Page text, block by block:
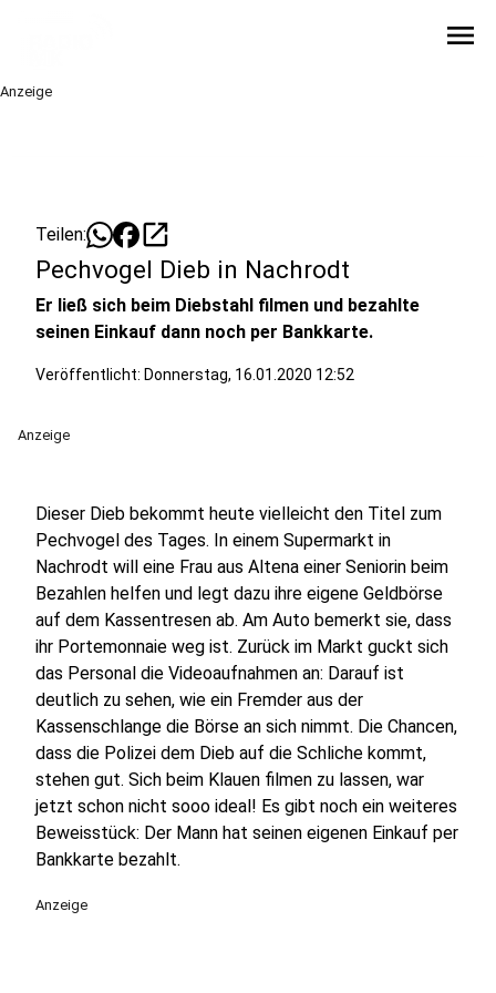
menu
Anzeige
Teilen: open_in_new
Pechvogel Dieb in Nachrodt
Er ließ sich beim Diebstahl filmen und bezahlte
seinen Einkauf dann noch per Bankkarte.
Veröffentlicht: Donnerstag, 16.01.2020 12:52
Anzeige
Dieser Dieb bekommt heute vielleicht den Titel zum
Pechvogel des Tages. In einem Supermarkt in
Nachrodt will eine Frau aus Altena einer Seniorin beim
Bezahlen helfen und legt dazu ihre eigene Geldbörse
auf dem Kassentresen ab. Am Auto bemerkt sie, dass
ihr Portemonnaie weg ist. Zurück im Markt guckt sich
das Personal die Videoaufnahmen an: Darauf ist
deutlich zu sehen, wie ein Fremder aus der
Kassenschlange die Börse an sich nimmt. Die Chancen,
dass die Polizei dem Dieb auf die Schliche kommt,
stehen gut. Sich beim Klauen filmen zu lassen, war
jetzt schon nicht sooo ideal! Es gibt noch ein weiteres
Beweisstück: Der Mann hat seinen eigenen Einkauf per
Bankkarte bezahlt.
Anzeige